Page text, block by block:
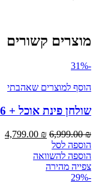
מוצרים קשורים
-31%
הוסף למוצרים שאהבתי
שולחן פינת אוכל + 6 כיסאות מאפוקסי דגם מצדה
6,999.00₪
4,799.00 ₪
הוספה לסל
הוספה להשוואה
צפייה מהירה
-29%